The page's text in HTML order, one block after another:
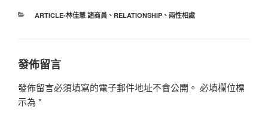
分
ARTICLE-林佳慧 諮商員、 RELATIONSHIP、 兩性相處
發佈留言
發佈留言必須填寫的電子郵件地址不會公開。 必填欄位標
示為 *